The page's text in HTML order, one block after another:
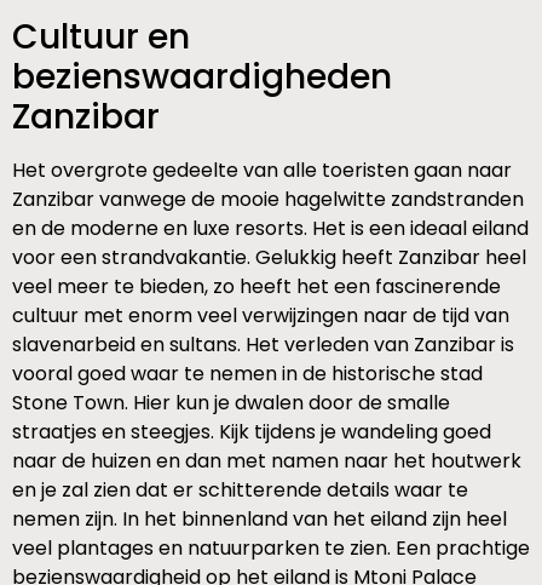
Cultuur en
bezienswaardigheden
Zanzibar
Het overgrote gedeelte van alle toeristen gaan naar
Zanzibar vanwege de mooie hagelwitte zandstranden
en de moderne en luxe resorts. Het is een ideaal eiland
voor een strandvakantie. Gelukkig heeft Zanzibar heel
veel meer te bieden, zo heeft het een fascinerende
cultuur met enorm veel verwijzingen naar de tijd van
slavenarbeid en sultans. Het verleden van Zanzibar is
vooral goed waar te nemen in de historische stad
Stone Town. Hier kun je dwalen door de smalle
straatjes en steegjes. Kijk tijdens je wandeling goed
naar de huizen en dan met namen naar het houtwerk
en je zal zien dat er schitterende details waar te
nemen zijn. In het binnenland van het eiland zijn heel
veel plantages en natuurparken te zien. Een prachtige
bezienswaardigheid op het eiland is Mtoni Palace